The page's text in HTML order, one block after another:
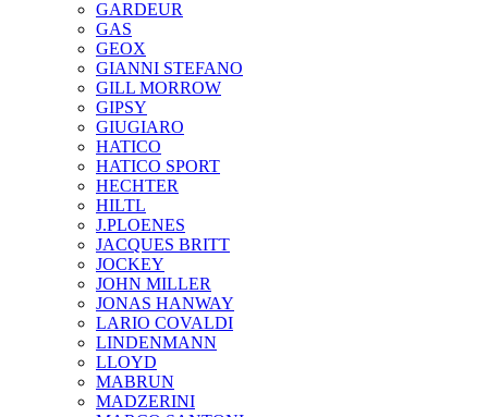
GARDEUR
GAS
GEOX
GIANNI STEFANO
GILL MORROW
GIPSY
GIUGIARO
HATICO
HATICO SPORT
HECHTER
HILTL
J.PLOENES
JAСQUES BRITT
JOCKEY
JOHN MILLER
JONAS HANWAY
LARIO COVALDI
LINDENMANN
LLOYD
MABRUN
MADZERINI